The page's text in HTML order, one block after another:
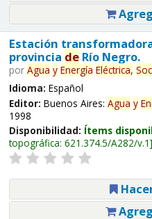
Estación
provincia deRío Negro.
por Agua y Energía Eléctrica,
Idioma: Español
Editor: Buenos Aires: Agua y
1998
Disponibilidad: Ítems
topográfica: 621.374.5/A282/v.1